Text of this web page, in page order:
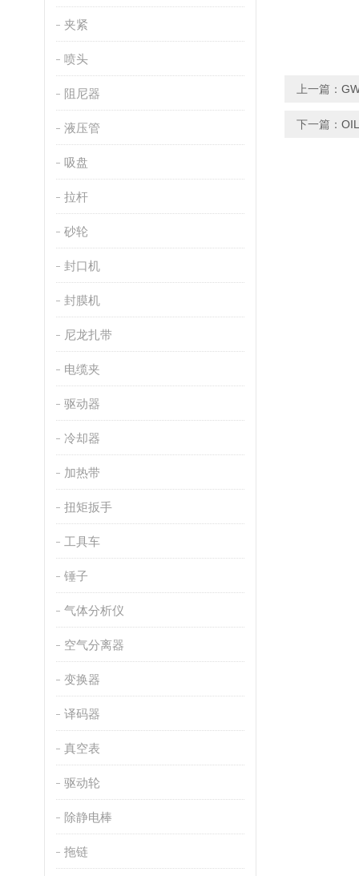
夹紧
喷头
阻尼器
液压管
吸盘
拉杆
砂轮
封口机
封膜机
尼龙扎带
电缆夹
驱动器
冷却器
加热带
扭矩扳手
工具车
锤子
气体分析仪
空气分离器
变换器
译码器
真空表
驱动轮
除静电棒
拖链
上一篇：
下一篇：